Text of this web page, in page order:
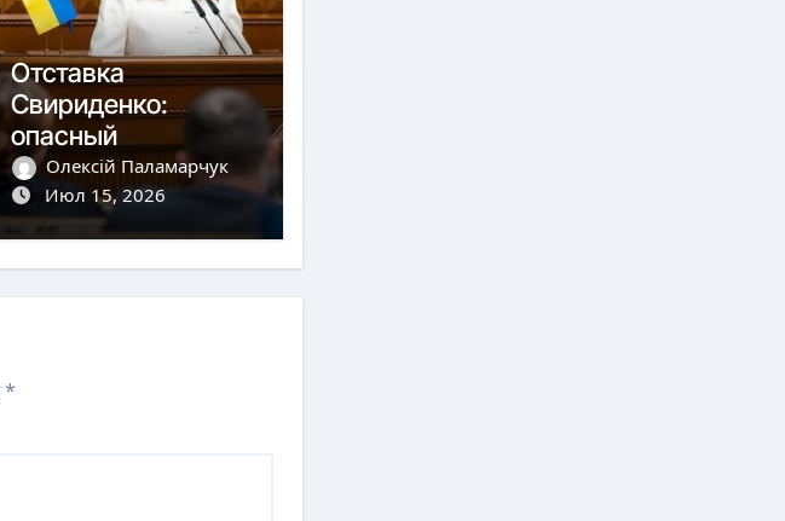
Отставка
Свириденко:
опасный
прецедент для
Конституции
Олексій Паламарчук
Июл 15, 2026
*